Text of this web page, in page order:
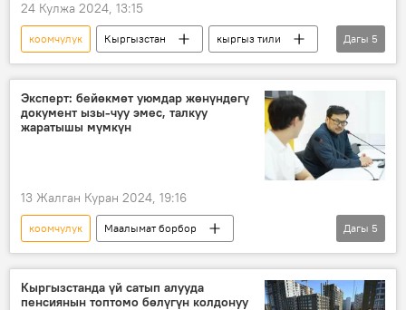
24 Кулжа 2024, 13:15
коомчулук Кыргызстан
кыргыз тили
орус тили
Сүйүнбек Касмамбетов
Кыргызстан элдер Ассамблеясы
концепция
Садыр Жапаров
Дагы 5
Эксперт: бейөкмөт уюмдар жөнүндөгү
документ ызы-чуу эмес, талкуу
жаратышы мүмкүн
13 Жалган Куран 2024, 19:16
коомчулук
Маалымат борбор
Кыргызстан
бейөкмөт уюму
мыйзам долбоору
эксперт
Дагы 5
Кыргызстанда үй сатып алууда
пенсиянын топтомо бөлүгүн колдонуу